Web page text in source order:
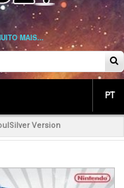
MAIS...
PT
Version